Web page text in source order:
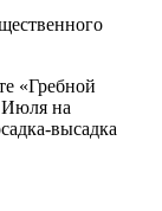
«Гребной
Июля на
высадка